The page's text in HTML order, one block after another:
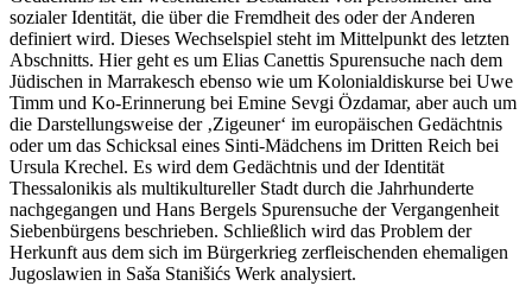
sozialer Identität, die über die Fremdheit des oder der Anderen
definiert wird. Dieses Wechselspiel steht im Mittelpunkt des letzten
Abschnitts. Hier geht es um Elias Canettis Spurensuche nach dem
Jüdischen in Marrakesch ebenso wie um Kolonialdiskurse bei Uwe
Timm und Ko-Erinnerung bei Emine Sevgi Özdamar, aber auch um
die Darstellungsweise der ‚Zigeuner‘ im europäischen Gedächtnis
oder um das Schicksal eines Sinti-Mädchens im Dritten Reich bei
Ursula Krechel. Es wird dem Gedächtnis und der Identität
Thessalonikis als multikultureller Stadt durch die Jahrhunderte
nachgegangen und Hans Bergels Spurensuche der Vergangenheit
Siebenbürgens beschrieben. Schließlich wird das Problem der
Herkunft aus dem sich im Bürgerkrieg zerfleischenden ehemaligen
Jugoslawien in Saša Stanišićs Werk analysiert.